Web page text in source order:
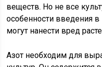
веществ. Но не все
особенности введения в
могут нанести вред
Азот необходим для